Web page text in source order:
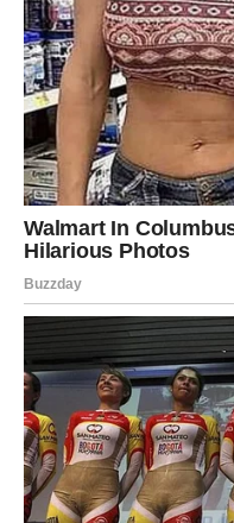
Duša je cijelo
Pred vama su trenuci
Horoskop koji ste čekali
donosi dugo tražene
posebno će ih osjetiti
sudbina konačno otkriva
ljubav, život i budućnost.
Ovo je period tokom
nijedno pitanje ne
potrebno vrijeme da
otkrije.